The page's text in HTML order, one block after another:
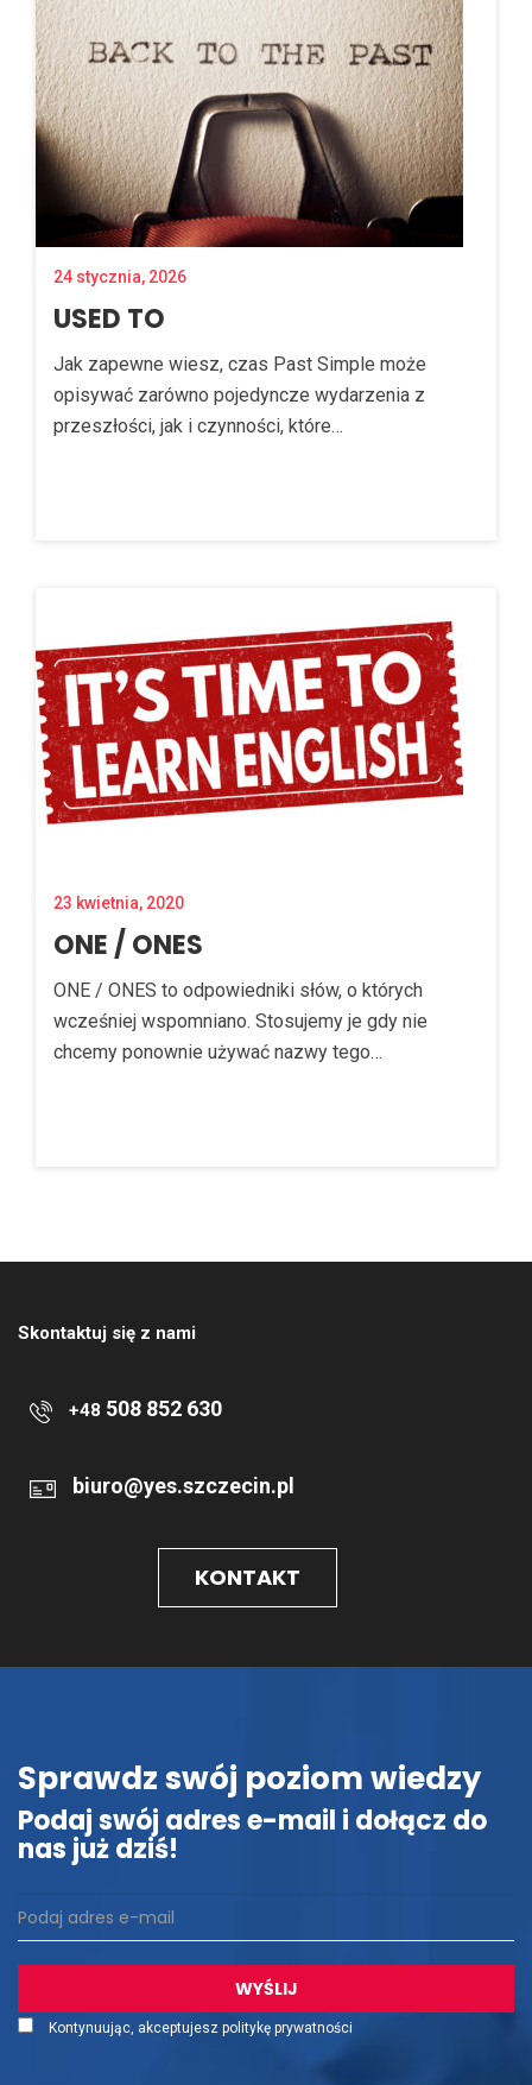
24 stycznia, 2026
USED TO
Jak zapewne wiesz, czas Past Simple może
opisywać zarówno pojedyncze wydarzenia z
przeszłości, jak i czynności, które…
23 kwietnia, 2020
ONE / ONES
ONE / ONES to odpowiedniki słów, o których
wcześniej wspomniano. Stosujemy je gdy nie
chcemy ponownie używać nazwy tego…
Skontaktuj się z nami
+48 508 852 630
biuro@yes.szczecin.pl
KONTAKT
Sprawdz swój poziom wiedzy
Podaj swój adres e-mail i dołącz do
nas już dziś!
Kontynuując, akceptujesz politykę prywatności